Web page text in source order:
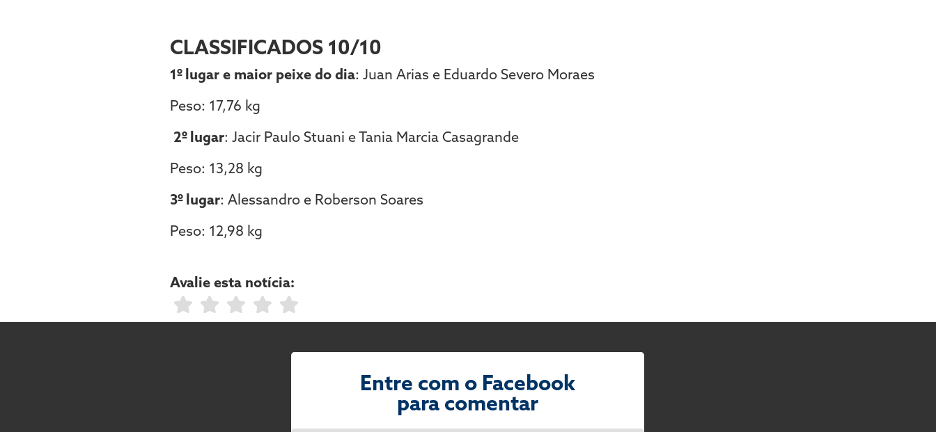
CLASSIFICADOS 10/10
1º lugar e maior peixe do dia: Juan Arias e Eduardo Severo Moraes
Peso: 17,76 kg
2º lugar: Jacir Paulo Stuani e Tania Marcia Casagrande
Peso: 13,28 kg
3º lugar: Alessandro e Roberson Soares
Peso: 12,98 kg
Avalie esta notícia:
Entre com o Facebook
para comentar